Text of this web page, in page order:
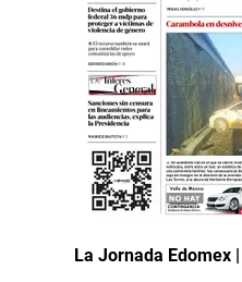
La Jornada Edomex